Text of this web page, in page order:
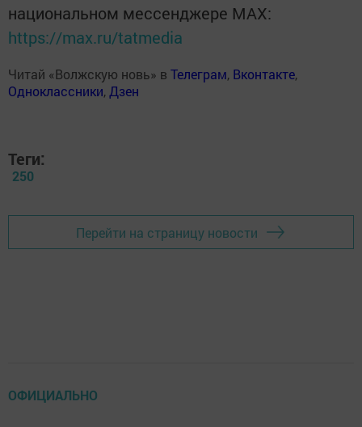
национальном мессенджере MАХ:
https://max.ru/tatmedia
Читай «Волжскую новь» в Телеграм, Вконтакте,
Одноклассники, Дзен
Теги:
250
Перейти на страницу новости
ОФИЦИАЛЬНО